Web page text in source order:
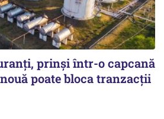
prinși într-o capcană
poate bloca tranzacții